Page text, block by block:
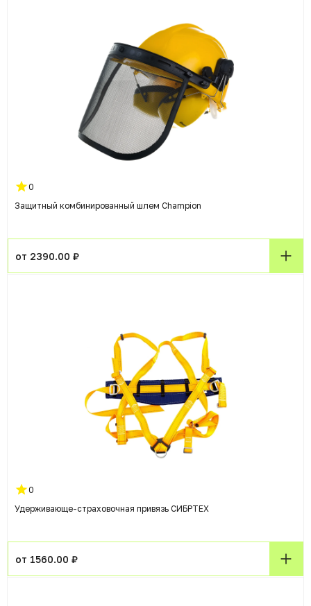
0
Защитный комбинированный шлем Champion
от 2390.00 ₽
0
Удерживающе-страховочная привязь СИБРТЕХ
от 1560.00 ₽